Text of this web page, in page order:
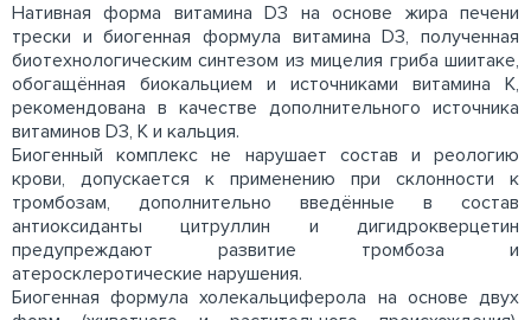
Нативная форма витамина D3 на основе жира печени
трески и биогенная формула витамина D3, полученная
биотехнологическим синтезом из мицелия гриба шиитаке,
обогащённая биокальцием и источниками витамина К,
рекомендована в качестве дополнительного источника
витаминов D3, К и кальция.
Биогенный комплекс не нарушает состав и реологию
крови, допускается к применению при склонности к
тромбозам, дополнительно введённые в состав
антиоксиданты цитруллин и дигидрокверцетин
предупреждают развитие тромбоза и
атеросклеротические нарушения.
Биогенная формула холекальциферола на основе двух